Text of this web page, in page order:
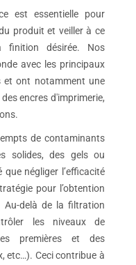
est essentielle pour
produit et veiller à ce
finition désirée. Nos
avec les principaux
et ont notamment une
encres d'imprimerie,
de contaminants
solides, des gels ou
négliger l’efficacité
pour l’obtention
Au-delà de la filtration
les niveaux de
premières et des
etc…). Ceci contribue à